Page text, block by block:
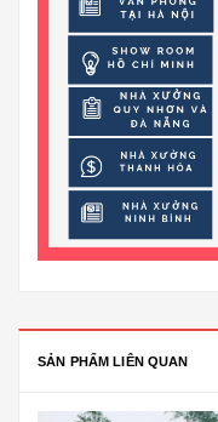
SẢN PHẨM LIÊN QUAN